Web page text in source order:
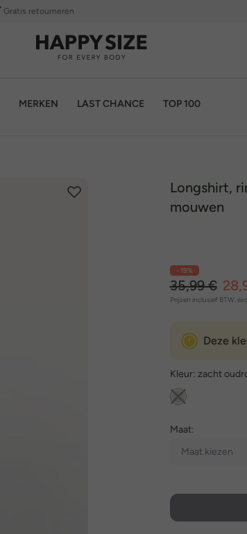
Gratis retourneren
MERKEN LAST CHANCE TOP 100
Longshirt,
mouwen
- 19%
35,99 €
Prijzen inclusief BTW, excl.
Deze
Kleur: zacht
Maat:
Maat kiezen